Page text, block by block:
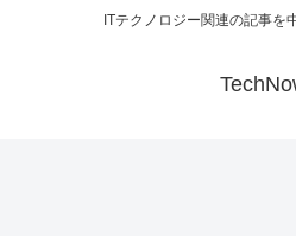
ITテクノロジー関連の記事を